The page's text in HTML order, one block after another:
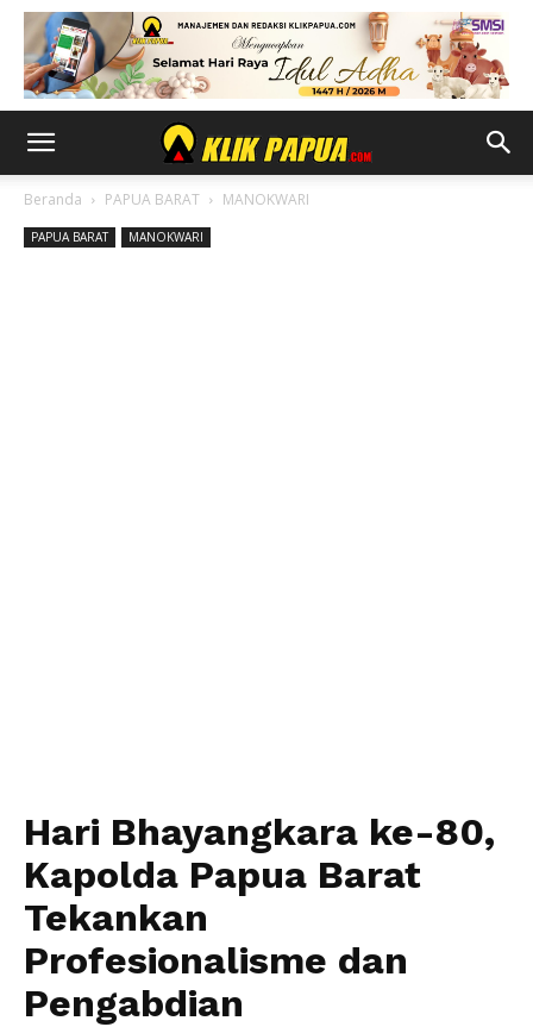
Beranda PAPUA BARAT MANOKWARI
PAPUA BARAT MANOKWARI
Hari Bhayangkara ke-80,
Kapolda Papua Barat
Tekankan
Profesionalisme dan
Pengabdian